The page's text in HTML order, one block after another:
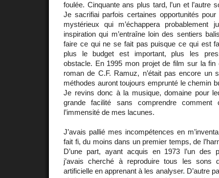
foulée. Cinquante ans plus tard, l’un et l’autre
Je sacrifiai parfois certaines opportunités
mystérieux qui m’échappera probablement
inspiration qui m’entraîne loin des sentiers
faire ce qui ne se fait pas puisque ce qui est
plus le budget est important, plus les
obstacle. En 1995 mon projet de film sur la fin
roman de C.F. Ramuz, n’était pas encore un
méthodes auront toujours emprunté le chemin
Je revins donc à la musique, domaine pour
grande facilité sans comprendre comment
l’immensité de mes lacunes.
J’avais pallié mes incompétences en
fait fi, du moins dans un premier temps, de
D’une part, ayant acquis en 1973 l’un des
j’avais cherché à reproduire tous les sons
artificielle en apprenant à les analyser. D’autre